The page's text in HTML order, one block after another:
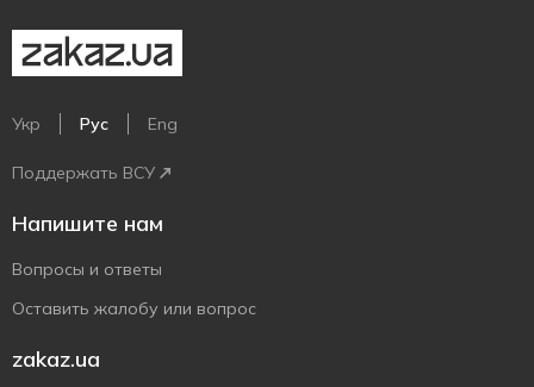
Укр Рус Eng
Поддержать ВСУ
Напишите нам
Вопросы и ответы
Оставить жалобу или вопрос
zakaz.ua